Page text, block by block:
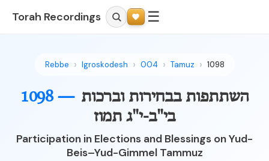
Torah Recordings ☰
Rebbe Igroskodesh 004 Tamuz 1098
1098 — השתתפות בבחירות וברכות
בי"ב-י"ג תמוז
Participation in Elections and Blessings on Yud-
Beis–Yud-Gimmel Tammuz